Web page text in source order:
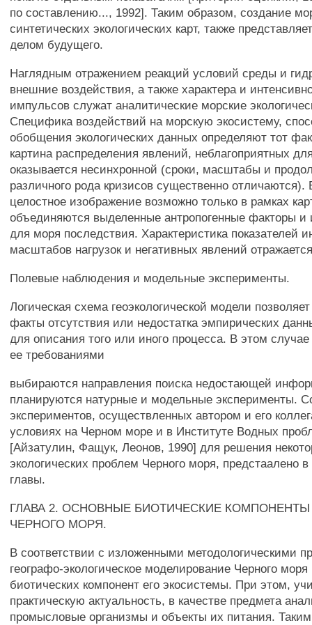
по составлению..., 1992]. Таким образом, создание
синтетических экологических карт, также
делом будущего.
Наглядным отражением реакций условий среды и
внешние воздействия, а также характера и
импульсов служат аналитические морские
Специфика воздействий на морскую экосистему,
обобщения экологических данных определяют тот
картина распределения явлений, неблагоприятных
оказывается несинхронной (сроки, масштабы и
различного рода кризисов существенно отличаются).
целостное изображение возможно только в рамках
объединяются выделенные антропогенные факторы и
для моря последствия. Характеристика показателей
масштабов нагрузок и негативных явлений
Полевые наблюдения и модельные эксперименты.
Логическая схема геоэкологической модели
факты отсутствия или недостатка эмпирических
для описания того или иного процесса. В этом случае
ее требованиями
выбираются направления поиска недостающей
планируются натурные и модельные эксперименты.
экспериментов, осуществленных автором и его
условиях на Черном море и в Институте Водных
[Айзатулин, Фащук, Леонов, 1990] для решения
экологических проблем Черного моря, предстаалено
главы.
ГЛАВА 2. ОСНОВНЫЕ БИОТИЧЕСКИЕ
ЧЕРНОГО МОРЯ.
В соответствии с изложенными методологическими
географо-экологическое моделирование Черного
биотических компонент его экосистемы. При этом,
практическую актуальность, в качестве предмета
промысловые организмы и объекты их питания.